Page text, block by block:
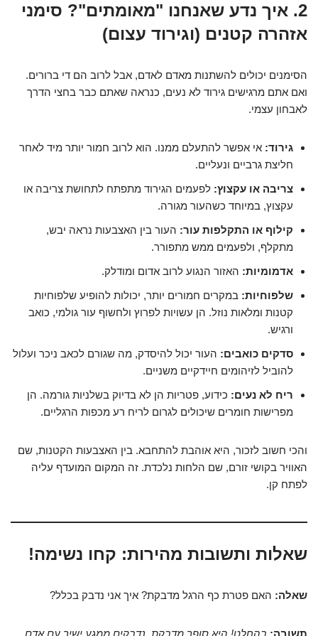
2. איך נדע שאנחנו "מאומתים"? סימני
אזהרה קטנים (וגירוד עצום)
הסימנים יכולים להשתנות מאדם לאדם, אבל לרוב הם די ברורים.
ואם אתם מרגישים גירוד לא נעים, כנראה שאתם כבר בחצי הדרך
לאבחון עצמי.
גירוד: אי אפשר להתעלם ממנו. הוא לרוב חמור יותר מיד לאחר
חליצת גרביים ונעליים.
צריבה או עקצוץ: לפעמים הגירוד מתפתח לתחושת צריבה או
עקצוץ, במיוחד כשהעור מגורה.
קילוף או התקלפות עור: העור בין האצבעות נראה יבש,
מתקלף, ולפעמים ממש מתפורר.
אדמומיות: האזור הנגוע לרוב אדום ומודלק.
שלפוחיות: במקרים חמורים יותר, יכולות להופיע שלפוחיות
קטנות ומלאות נוזל. הן עשויות לפרוץ ולחשוף עור גולמי, כואב
ורגיש.
סדקים כואבים: העור יכול להיסדק, מה שגורם לכאב ניכר ועלול
להוביל לזיהומים חיידקיים משניים.
ריח לא נעים: כידוע, פטריות הן לא בדיוק בשלניות גורמה. הן
מפרישות חומרים שיכולים לגרום לריח רע מכפות הרגליים.
והכי חשוב לזכור, היא אוהבת להתחבא. בין האצבעות הקטנות, שם
האוויר בקושי זורם, שם הלחות נלכדת. זה המקום המועדף עליה
לפתח קן.
שאלות ותשובות מהירות: קחו נשימה!
שאלה: האם פטרת כף הרגל מדבקת? איך אני נדבק בכלל?
תשובה: בהחלט! היא סופר מדבקת. נדבקים ממגע ישיר עם אדם